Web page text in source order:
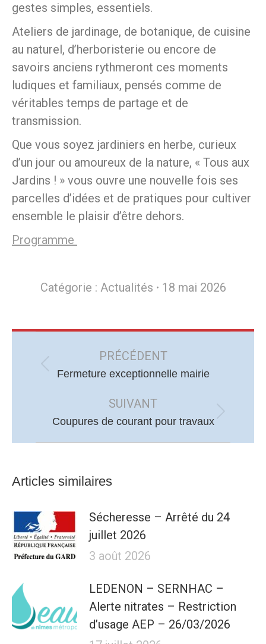
gestes simples, essentiels.
Ateliers de jardinage, de botanique, de cuisine
au naturel, d’herboristerie ou encore de
savoirs anciens rythmeront ces moments
ludiques et familiaux, pensés comme de
véritables temps de partage et de
transmission.
Que vous soyez jardiniers en herbe, curieux
d’un jour ou amoureux de la nature, « Tous aux
Jardins ! » vous ouvre une nouvelle fois ses
parcelles d’idées et de pratiques pour cultiver
ensemble le plaisir d’être dehors.
Programme
Catégorie : Actualités 18 mai 2026
PRÉCÉDENT
Article
:
Fermeture exceptionnelle mairie
SUIVANT
Article
Coupures de courant pour travaux
Articles similaires
Sécheresse – Arrêté du 24
juillet 2026
3 août 2026
LEDENON – SERNHAC –
Alerte nitrates – Restriction
d’usage AEP – 26/03/2026